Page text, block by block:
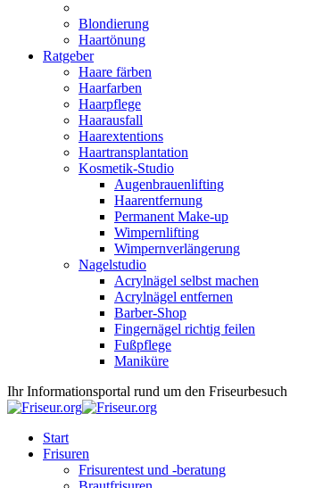
Blondierung
Haartönung
Ratgeber
Haare färben
Haarfarben
Haarpflege
Haarausfall
Haarextentions
Haartransplantation
Kosmetik-Studio
Augenbrauenlifting
Haarentfernung
Permanent Make-up
Wimpernlifting
Wimpernverlängerung
Nagelstudio
Acrylnägel selbst machen
Acrylnägel entfernen
Barber-Shop
Fingernägel richtig feilen
Fußpflege
Maniküre
Ihr Informationsportal rund um den Friseurbesuch
Start
Frisuren
Frisurentest und -beratung